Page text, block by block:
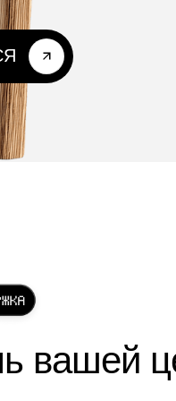
вашей